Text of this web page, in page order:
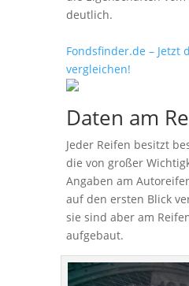
deutlich.
Fondsfinder.de – Jetzt
vergleichen!
Daten am
Jeder Reifen besitzt
die von großer
Angaben am
auf den ersten Blick
sie sind aber am
aufgebaut.